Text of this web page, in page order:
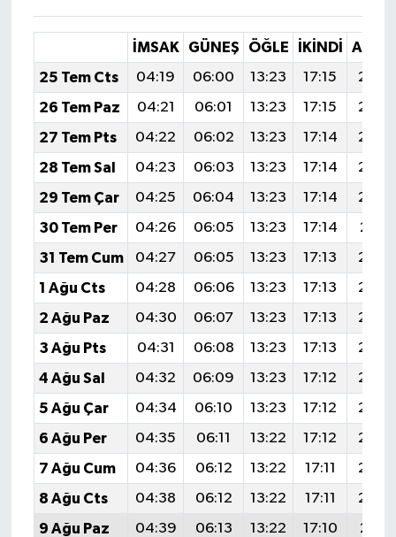
İMSAK GÜNEŞ ÖĞLE İKINDI
25 Tem Cts
04:19 06:00 13:23 17:15
26 Tem Paz
04:21 06:01 13:23 17:15
27 Tem Pts
04:22 06:02 13:23 17:14
28 Tem Sal
04:23 06:03 13:23 17:14
29 Tem Çar
04:25 06:04 13:23 17:14
30 Tem Per
04:26 06:05 13:23 17:14
20:31
31 Tem Cum
04:27 06:05 13:23 17:13
1 Ağu Cts
04:28 06:06 13:23 17:13
2 Ağu Paz
04:30 06:07 13:23 17:13
3 Ağu Pts
04:31 06:08 13:23 17:13
4 Ağu Sal
04:32 06:09 13:23 17:12
5 Ağu Çar
04:34 06:10 13:23 17:12
6 Ağu Per
04:35 06:11 13:22 17:12
7 Ağu Cum
04:36 06:12 13:22 17:11
8 Ağu Cts
04:38 06:12 13:22 17:11
9 Ağu Paz
04:39 06:13 13:22 17:10
20:21